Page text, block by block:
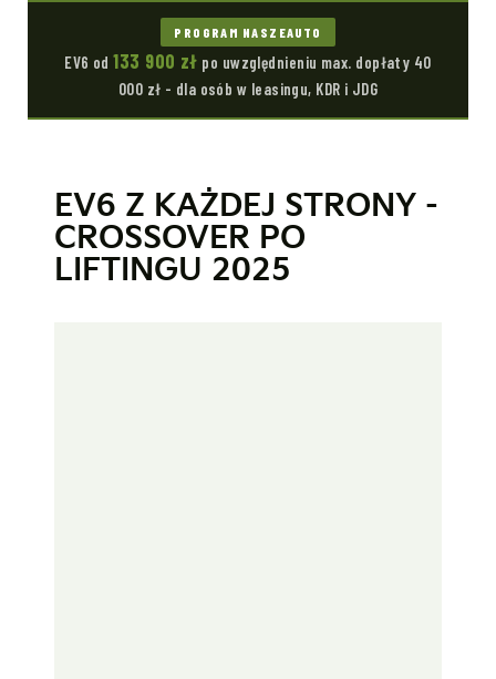
PROGRAM NASZEAUTO
EV6 od133 900 zł po uwzględnieniu max. dopłaty 40
000 zł - dla osób w leasingu, KDR i JDG
EV6 Z KAŻDEJ STRONY -
CROSSOVER PO
LIFTINGU 2025